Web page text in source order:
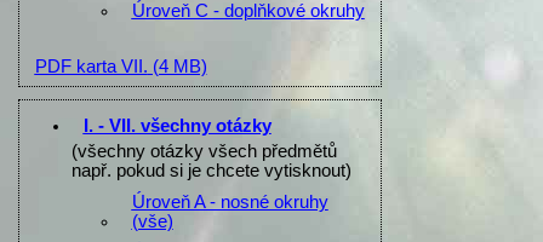
Úroveň C - doplňkové okruhy
PDF karta VII. (4 MB)
I. - VII. všechny otázky
(všechny otázky všech předmětů
např. pokud si je chcete vytisknout)
Úroveň A - nosné okruhy
(vše)